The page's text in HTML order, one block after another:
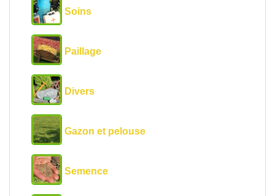
Soins
Paillage
Divers
Gazon et pelouse
Semence